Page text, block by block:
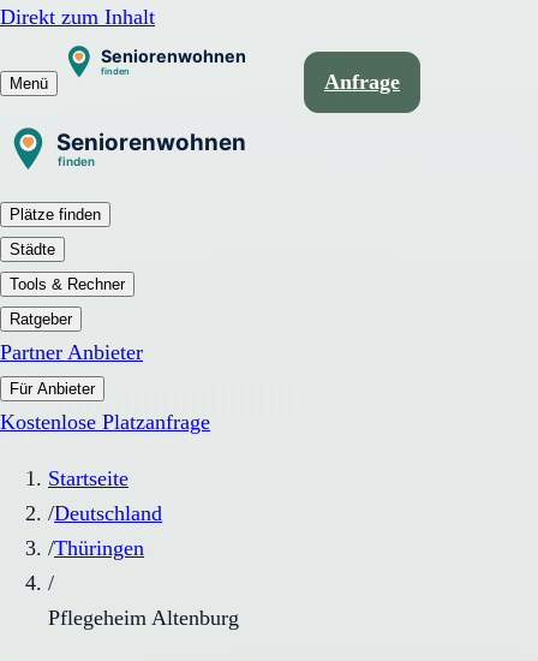
Direkt zum Inhalt
Menü Anfrage
Plätze finden
Städte
Tools & Rechner
Ratgeber
Partner Anbieter
Für Anbieter
Kostenlose Platzanfrage
Startseite
/Deutschland
/Thüringen
/
Pflegeheim Altenburg